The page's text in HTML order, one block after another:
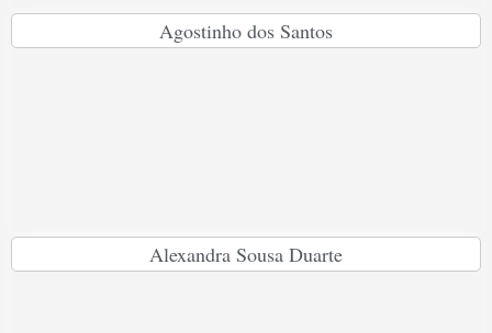
Agostinho dos Santos
Alexandra Sousa Duarte